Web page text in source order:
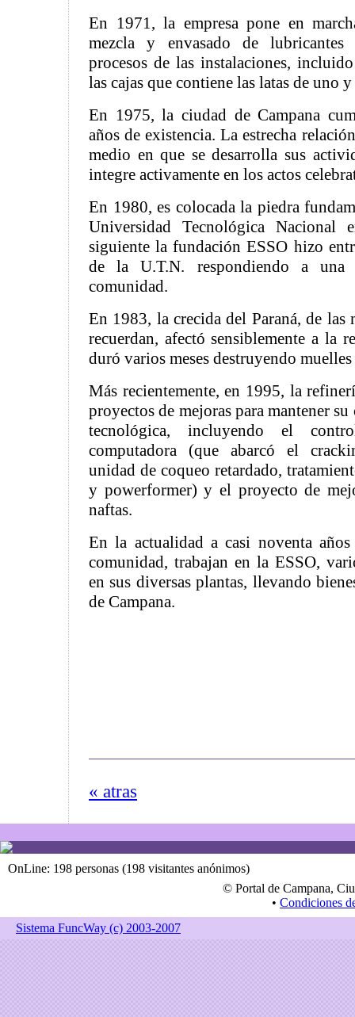
En 1971, la empresa pone en
mezcla y envasado de lubricantes
procesos de las instalaciones,
las cajas que contiene las latas de uno
En 1975, la ciudad de Campana
años de existencia. La estrecha
medio en que se desarrolla sus
integre activamente en los actos
En 1980, es colocada la piedra
Universidad Tecnológica
siguiente la fundación ESSO hizo
de la U.T.N. respondiendo a
comunidad.
En 1983, la crecida del Paraná, de las
recuerdan, afectó sensiblemente a la
duró varios meses destruyendo
Más recientemente, en 1995, la
proyectos de mejoras para mantener
tecnológica, incluyendo el
computadora (que abarcó el
unidad de coqueo retardado,
y powerformer) y el proyecto de
naftas.
En la actualidad a casi noventa
comunidad, trabajan en la ESSO,
en sus diversas plantas, llevando
de Campana.
« atras
OnLine: 198 personas (198 visitantes anónimos)
© Portal de Campana,
• Condiciones
Sistema FuncWay (c) 2003-2007